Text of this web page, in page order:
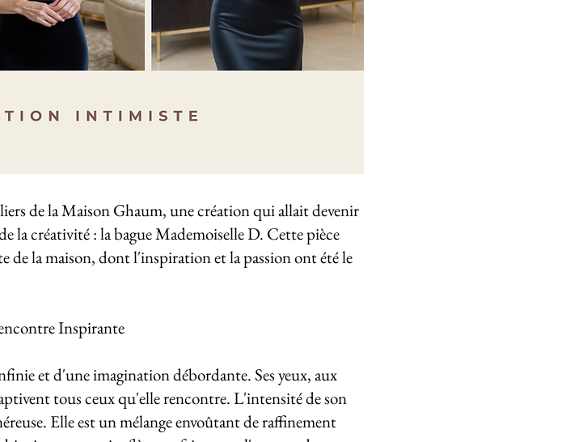
de la Maison Ghaum, une création qui allait devenir
la créativité : la bague Mademoiselle D. Cette pièce
de la maison, dont l'inspiration et la passion ont été le
Inspirante
et d'une imagination débordante. Ses yeux, aux
tous ceux qu'elle rencontre. L'intensité de son
Elle est un mélange envoûtant de raffinement